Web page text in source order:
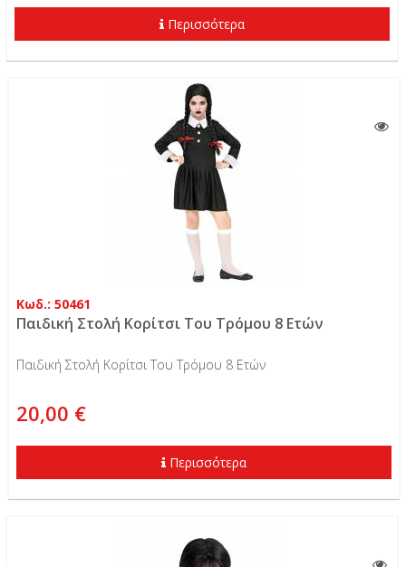
Περισσότερα
Κωδ.: 50461
Παιδική Στολή Κορίτσι Του Τρόμου 8 Ετών
Παιδική Στολή Κορίτσι Του Τρόμου 8 Ετών
20,00 €
Περισσότερα